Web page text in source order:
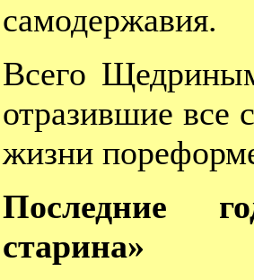
самодержавия.
Всего
отразившие все
жизни
Последние
старина»